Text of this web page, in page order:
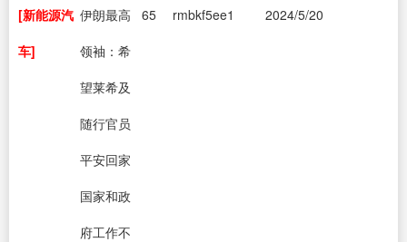
[新能源汽
车]
伊朗最高
领袖：希
望莱希及
随行官员
平安回家
国家和政
府工作不
65 rmbkf5ee1 2024/5/20